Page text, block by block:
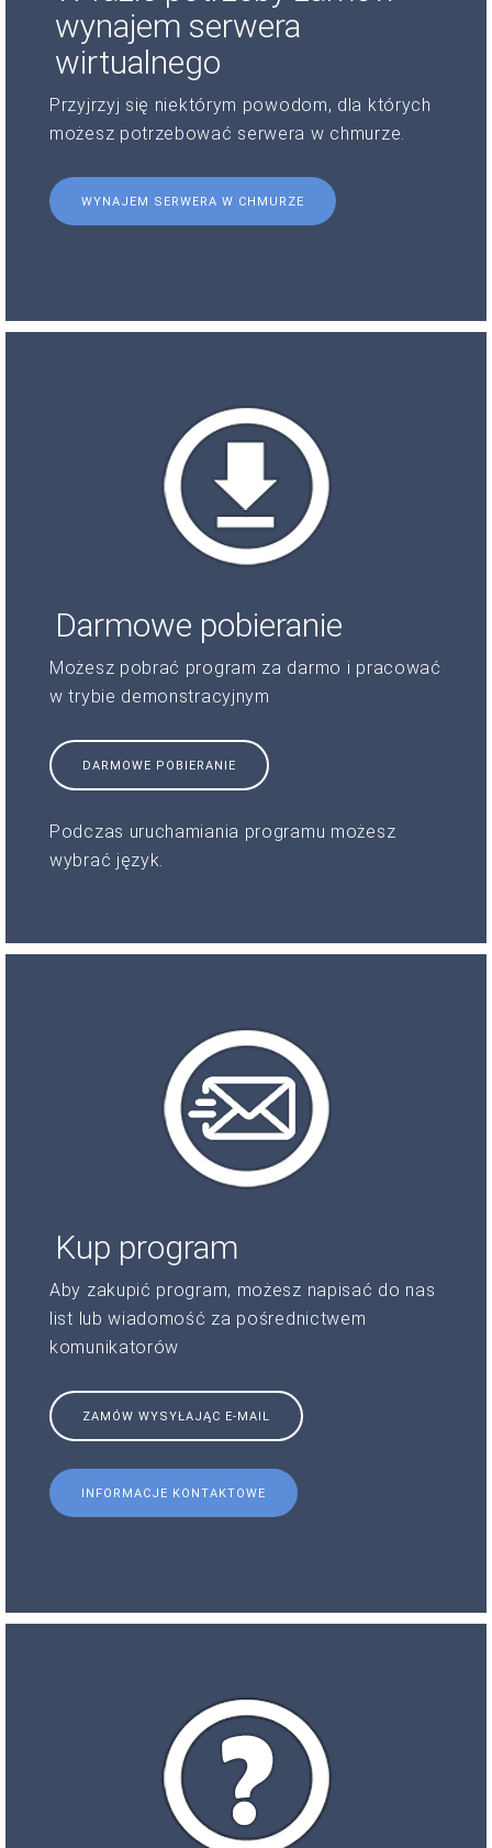
wynajem serwera
wirtualnego
Przyjrzyj się niektórym powodom, dla których
możesz potrzebować serwera w chmurze.
WYNAJEM SERWERA W CHMURZE
Darmowe pobieranie
Możesz pobrać program za darmo i pracować
w trybie demonstracyjnym
DARMOWE POBIERANIE
Podczas uruchamiania programu możesz
wybrać język.
Kup program
Aby zakupić program, możesz napisać do nas
list lub wiadomość za pośrednictwem
komunikatorów
ZAMÓW WYSYŁAJĄC E-MAIL
INFORMACJE KONTAKTOWE